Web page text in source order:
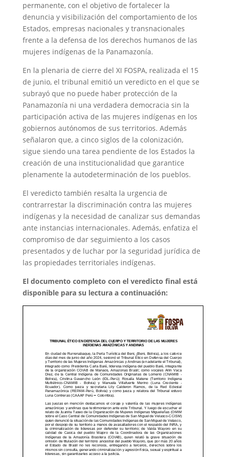
permanente, con el objetivo de fortalecer la
denuncia y visibilización del comportamiento de los
Estados, empresas nacionales y transnacionales
frente a la defensa de los derechos humanos de las
mujeres indígenas de la Panamazonía.
En la plenaria de cierre del XI FOSPA, realizada el 15
de junio, el tribunal emitió un veredicto en el que se
subrayó que no puede haber protección de la
Panamazonía ni una verdadera democracia sin la
participación activa de las mujeres indígenas en los
gobiernos autónomos de sus territorios. Además
señalaron que, a cinco siglos de la colonización,
sigue siendo una tarea pendiente de los Estados la
creación de una institucionalidad que garantice
plenamente la autodeterminación de los pueblos.
El veredicto también resalta la urgencia de
contrarrestar la discriminación contra las mujeres
indígenas y la necesidad de canalizar sus demandas
ante instancias internacionales. Además, enfatiza el
compromiso de dar seguimiento a los casos
presentados y de luchar por la seguridad jurídica de
las propiedades territoriales indígenas.
El documento completo con el veredicto final está
disponible para su lectura a continuación: